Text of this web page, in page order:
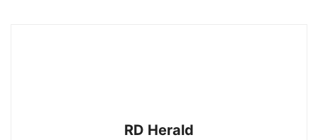
RD Herald